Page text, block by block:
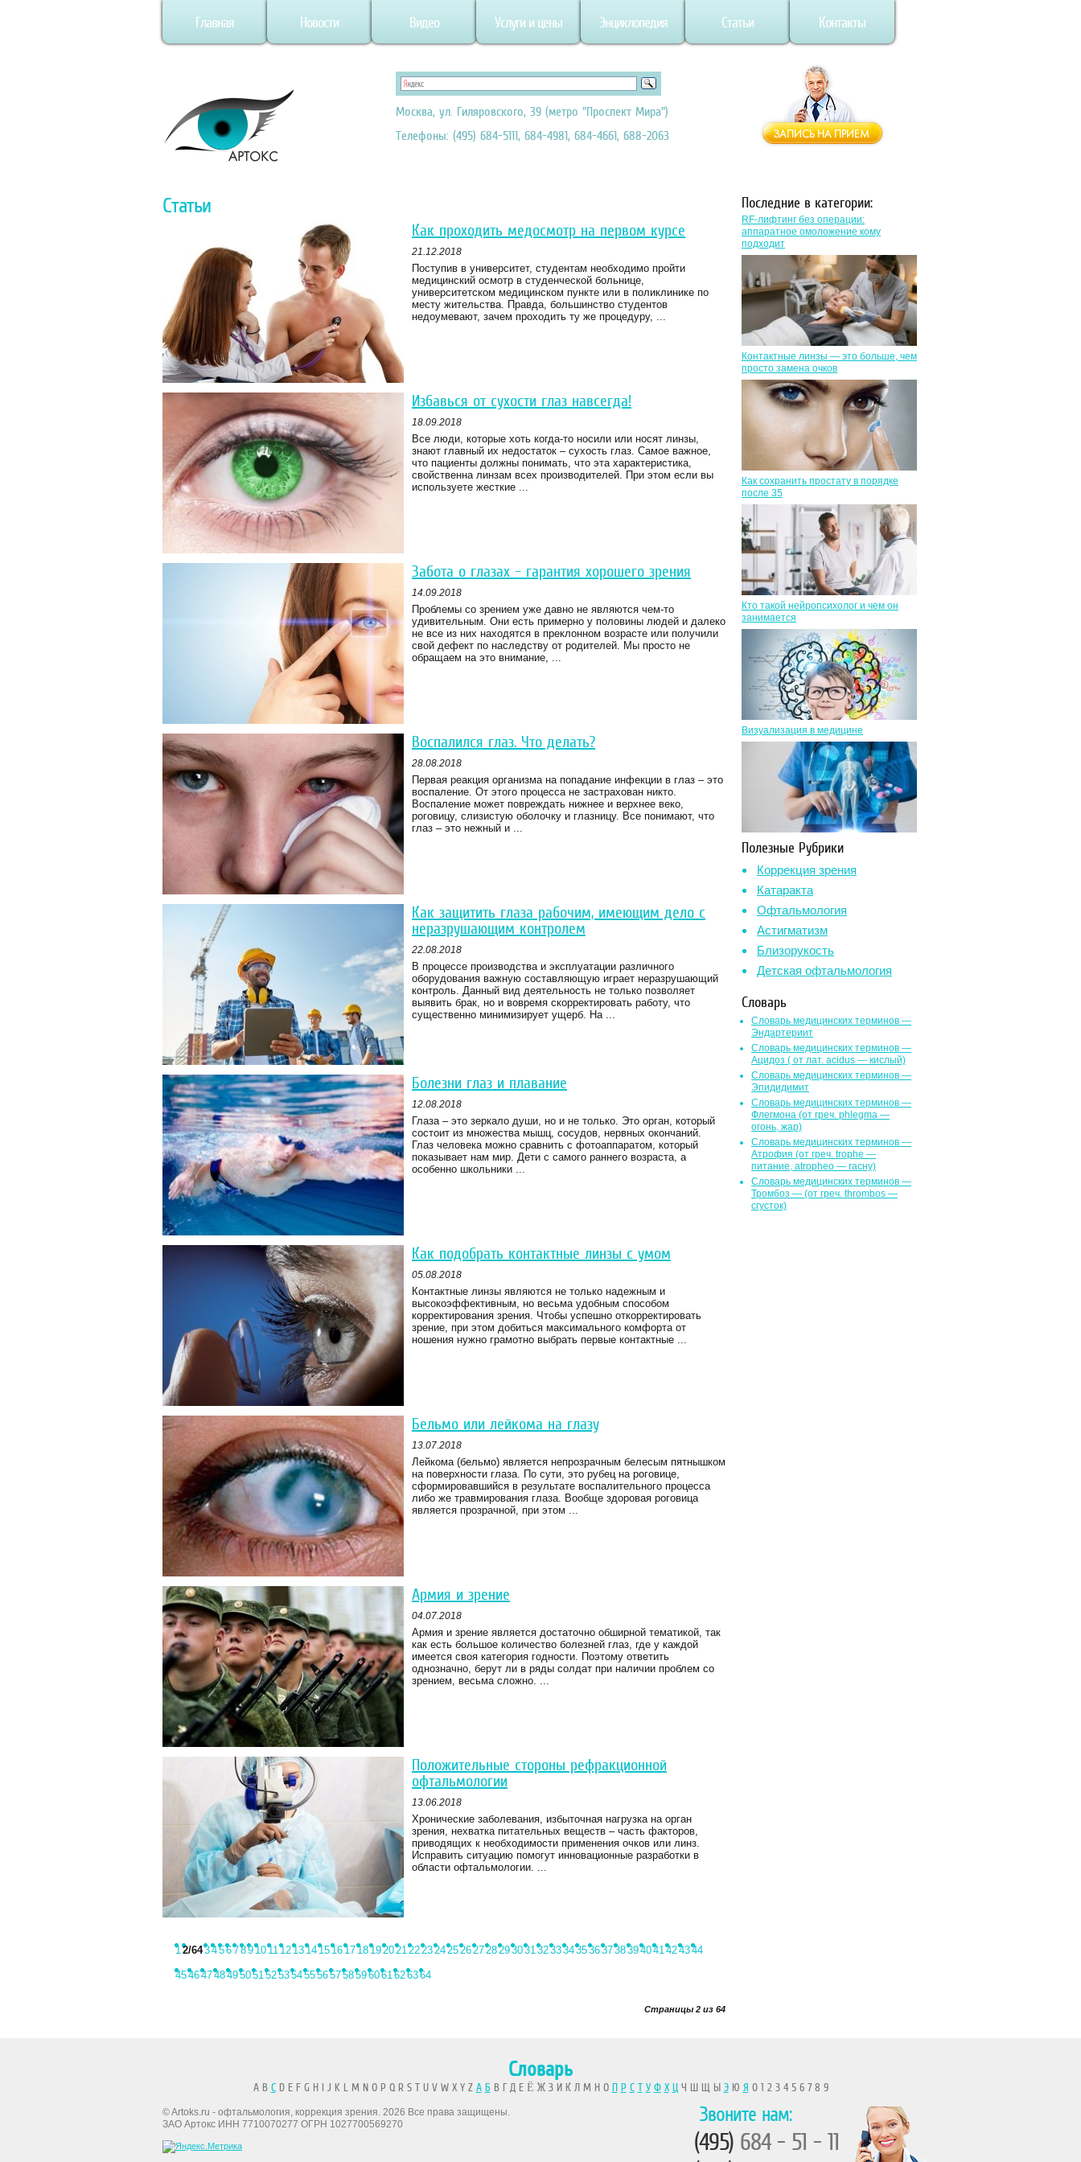
Главная Новости Видео Услуги и цены Энциклопедия Статьи Контакты
Москва, ул. Гиляровского, 39 (метро "Проспект Мира")
Телефоны: (495) 684-5111, 684-4981, 684-4661, 688-2063
Статьи
Как проходить медосмотр на первом курсе
21.12.2018
Поступив в университет, студентам необходимо пройти
медицинский осмотр в студенческой больнице,
университетском медицинском пункте или в поликлинике по
месту жительства. Правда, большинство студентов
недоумевают, зачем проходить ту же процедуру, ...
Избавься от сухости глаз навсегда!
18.09.2018
Все люди, которые хоть когда-то носили или носят линзы,
знают главный их недостаток – сухость глаз. Самое важное,
что пациенты должны понимать, что эта характеристика,
свойственна линзам всех производителей. При этом если вы
используете жесткие ...
Забота о глазах – гарантия хорошего зрения
14.09.2018
Проблемы со зрением уже давно не являются чем-то
удивительным. Они есть примерно у половины людей и далеко
не все из них находятся в преклонном возрасте или получили
свой дефект по наследству от родителей. Мы просто не
обращаем на это внимание, ...
Воспалился глаз. Что делать?
28.08.2018
Первая реакция организма на попадание инфекции в глаз – это
воспаление. От этого процесса не застрахован никто.
Воспаление может повреждать нижнее и верхнее веко,
роговицу, слизистую оболочку и глазницу. Все понимают, что
глаз – это нежный и ...
Как защитить глаза рабочим, имеющим дело с
неразрушающим контролем
22.08.2018
В процессе производства и эксплуатации различного
оборудования важную составляющую играет неразрушающий
контроль. Данный вид деятельность не только позволяет
выявить брак, но и вовремя скорректировать работу, что
существенно минимизирует ущерб. На ...
Болезни глаз и плавание
12.08.2018
Глаза – это зеркало души, но и не только. Это орган, который
состоит из множества мышц, сосудов, нервных окончаний.
Глаз человека можно сравнить с фотоаппаратом, который
показывает нам мир. Дети с самого раннего возраста, а
особенно школьники ...
Как подобрать контактные линзы с умом
05.08.2018
Контактные линзы являются не только надежным и
высокоэффективным, но весьма удобным способом
корректирования зрения. Чтобы успешно откорректировать
зрение, при этом добиться максимального комфорта от
ношения нужно грамотно выбрать первые контактные ...
Бельмо или лейкома на глазу
13.07.2018
Лейкома (бельмо) является непрозрачным белесым пятнышком
на поверхности глаза. По сути, это рубец на роговице,
сформировавшийся в результате воспалительного процесса
либо же травмирования глаза. Вообще здоровая роговица
является прозрачной, при этом ...
Армия и зрение
04.07.2018
Армия и зрение является достаточно обширной тематикой, так
как есть большое количество болезней глаз, где у каждой
имеется своя категория годности. Поэтому ответить
однозначно, берут ли в ряды солдат при наличии проблем со
зрением, весьма сложно. ...
Положительные стороны рефракционной
офтальмологии
13.06.2018
Хронические заболевания, избыточная нагрузка на орган
зрения, нехватка питательных веществ – часть факторов,
приводящих к необходимости применения очков или линз.
Исправить ситуацию помогут инновационные разработки в
области офтальмологии. ...
12/6434567891011121314151617181920212223242526272829303132333435363738394041424344
4546474849505152535455565758596061626364
Страницы 2 из 64
Последние в категории:
RF-лифтинг без операции:
аппаратное омоложение кому
подходит
Контактные линзы — это больше, чем
просто замена очков
Как сохранить простату в порядке
после 35
Кто такой нейропсихолог и чем он
занимается
Визуализация в медицине
Полезные Рубрики
Коррекция зрения
Катаракта
Офтальмология
Астигматизм
Близорукость
Детская офтальмология
Словарь
Словарь медицинских терминов —
Эндартериит
Словарь медицинских терминов —
Ацидоз ( от лат. асidus — кислый)
Словарь медицинских терминов —
Эпидидимит
Словарь медицинских терминов —
Флегмона (от гpeч. phlegma —
огонь, жар)
Словарь медицинских терминов —
Атрофия (от греч. trophe —
питание, atropheo — гасну)
Словарь медицинских терминов —
Тромбоз — (от греч. thrombos —
сгусток)
Словарь
A B CD E F G H I J K L M N O P Q R S T U V W X Y Z А БВ Г Д Е Ё Ж З И К Л М Н О П Р С Т У Ф Х ЦЧ Ш Щ Ы ЭЮ Я 0 1 2 3 4 5 6 7 8 9
© Artoks.ru - офтальмология, коррекция зрения. 2026 Все права защищены.
ЗАО Артокс ИНН 7710070277 ОГРН 1027700569270
Звоните нам:
(495) 684 - 51 - 11